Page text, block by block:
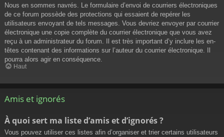
Nous en sommes navrés. Le formulaire d’envoi de courriers électroniques
de ce forum possède des protections qui essaient de repérer les
utilisateurs envoyant de tels messages. Vous devriez envoyer par courrier
électronique une copie complète du courrier électronique que vous avez
reçu à un administrateur du forum. Il est très important d’y inclure les en-
têtes contenant des informations sur l’auteur du courrier électronique. Il
pourra alors agir en conséquence.
Haut
Amis et ignorés
À quoi sert ma liste d’amis et d’ignorés ?
Vous pouvez utiliser ces listes afin d’organiser et trier certains utilisateurs